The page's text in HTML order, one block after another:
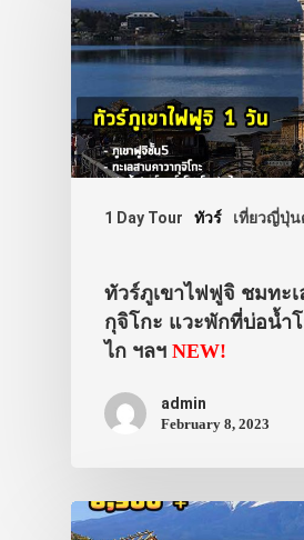
1 Day Tour ทัวร์ เที่ยวญี่ปุ่น
ทัวร์ภูเขาไฟฟูจิ ชมทะ
กุจิโกะ แวะพักที่บ่อน้ำ
ไก ฯลฯ NEW!
admin
February 8, 2023